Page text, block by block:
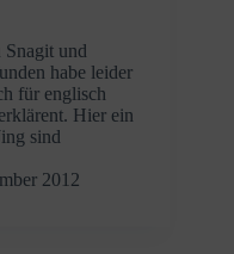
Snagit und
habe leider
für englisch
Hier ein
sind
2012